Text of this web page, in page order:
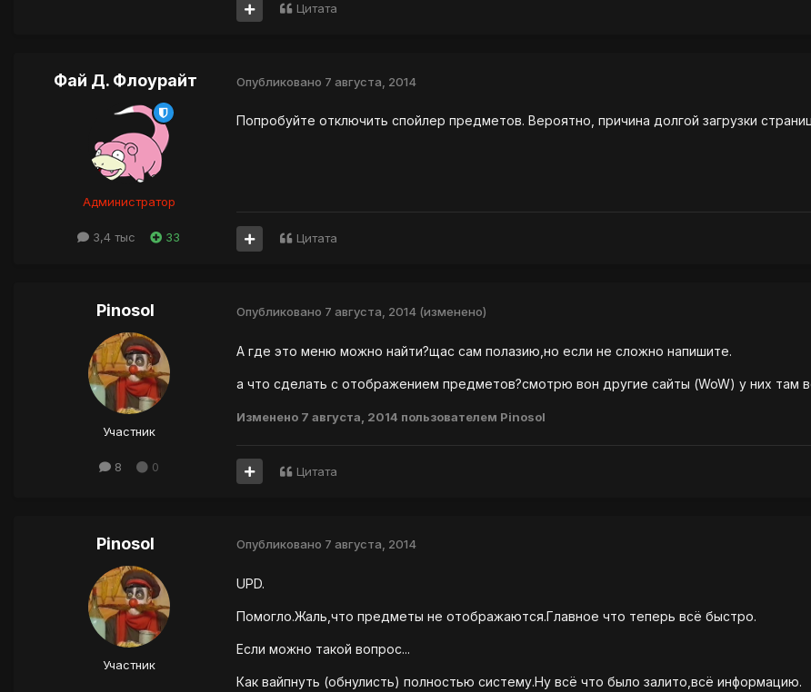
Цитата
Фай Д. Флоурайт
Администратор
3,4 тыс 33
Опубликовано 7 августа, 2014
Попробуйте отключить спойлер предметов. Вероятно, причина долгой загрузки
Цитата
Pinosol
Участник
8 0
Опубликовано 7 августа, 2014 (изменено)
А где это меню можно найти?щас сам полазию,но если не сложно напишите.
а что сделать с отображением предметов?смотрю вон другие сайты (WoW) у них там
Изменено 7 августа, 2014 пользователем Pinosol
Цитата
Pinosol
Участник
Опубликовано 7 августа, 2014
UPD.
Помогло.Жаль,что предметы не отображаются.Главное что теперь всё быстро.
Если можно такой вопрос...
Как вайпнуть (обнулисть) полностью систему.Ну всё что было залито,всё информацию.